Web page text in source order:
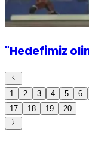
"Hedefimiz
1 2 3 4 5 6
17
18 19 20